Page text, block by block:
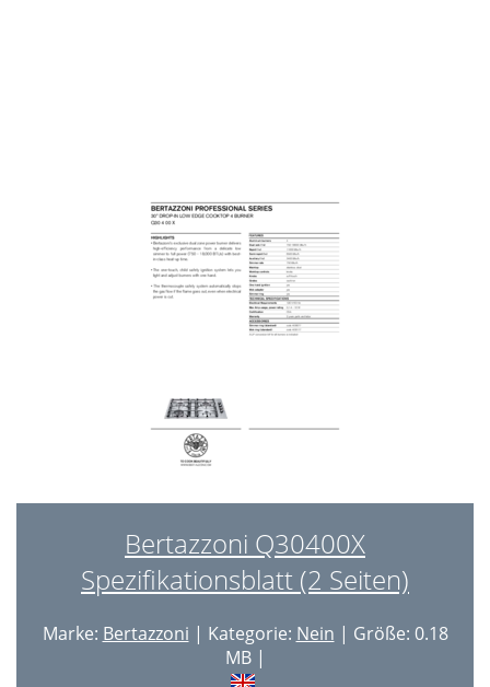
Bertazzoni Q30400X
Spezifikationsblatt (2 Seiten)
Marke: Bertazzoni | Kategorie: Nein | Größe: 0.18
MB |